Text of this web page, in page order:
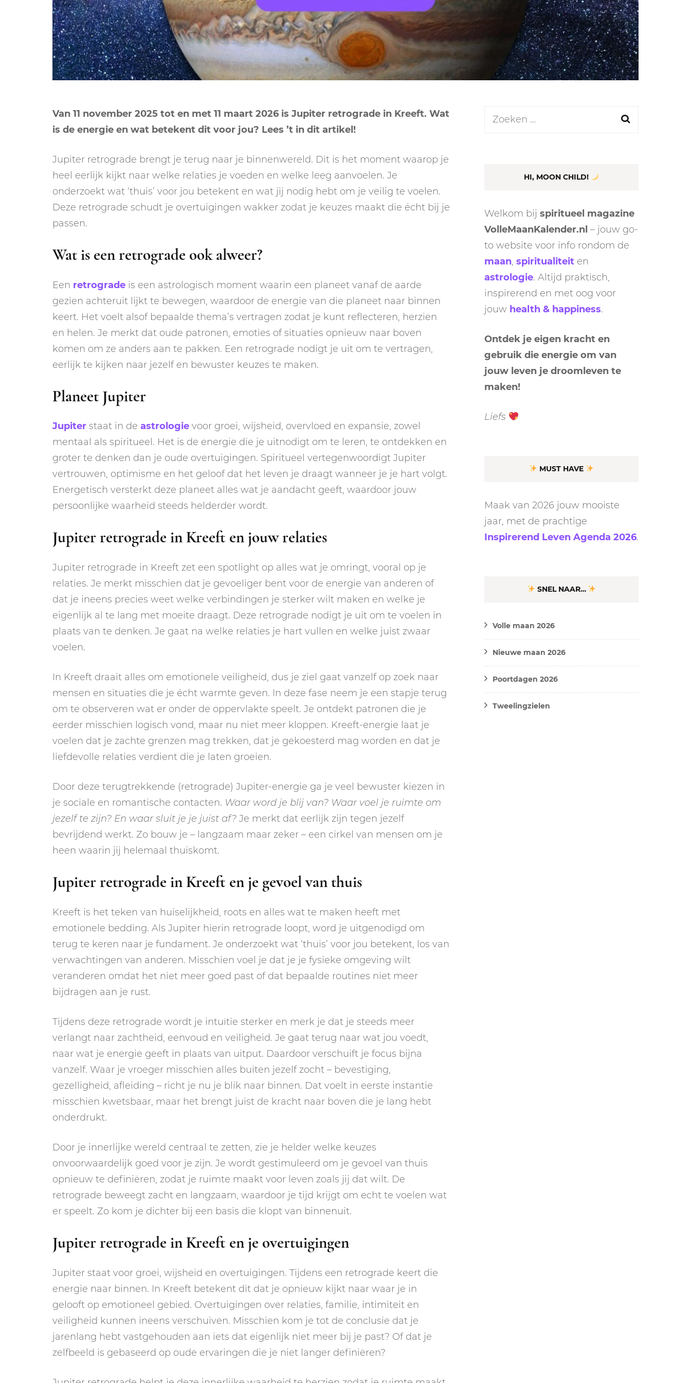
NEGENDE HUIS
TIENDE HUIS
ELFDE HUIS
NEPTUNUS
PLUTO
CHIRON
ORAKEL
RITUELEN
NIEUWE MAAN
RITUELEN
MERCURIUS
SPIRIT ANIMALS
Van 11 november 2025 tot en met 11 maart 2026 is Jupiter retrograde in Kreeft. Wat
is de energie en wat betekent dit voor jou? Lees ’t in dit artikel!
Jupiter retrograde brengt je terug naar je binnenwereld. Dit is het moment waarop je
heel eerlijk kijkt naar welke relaties je voeden en welke leeg aanvoelen. Je
onderzoekt wat ‘thuis’ voor jou betekent en wat jij nodig hebt om je veilig te voelen.
Deze retrograde schudt je overtuigingen wakker zodat je keuzes maakt die écht bij je
passen.
Wat is een retrograde ook alweer?
Een retrograde is een astrologisch moment waarin een planeet vanaf de aarde
gezien achteruit lijkt te bewegen, waardoor de energie van die planeet naar binnen
keert. Het voelt alsof bepaalde thema’s vertragen zodat je kunt reflecteren, herzien
en helen. Je merkt dat oude patronen, emoties of situaties opnieuw naar boven
komen om ze anders aan te pakken. Een retrograde nodigt je uit om te vertragen,
eerlijk te kijken naar jezelf en bewuster keuzes te maken.
Planeet Jupiter
Jupiter staat in de astrologie voor groei, wijsheid, overvloed en expansie, zowel
mentaal als spiritueel. Het is de energie die je uitnodigt om te leren, te ontdekken en
groter te denken dan je oude overtuigingen. Spiritueel vertegenwoordigt Jupiter
vertrouwen, optimisme en het geloof dat het leven je draagt wanneer je je hart volgt.
Energetisch versterkt deze planeet alles wat je aandacht geeft, waardoor jouw
persoonlijke waarheid steeds helderder wordt.
Jupiter retrograde in Kreeft en jouw relaties
Jupiter retrograde in Kreeft zet een spotlight op alles wat je omringt, vooral op je
relaties. Je merkt misschien dat je gevoeliger bent voor de energie van anderen of
dat je ineens precies weet welke verbindingen je sterker wilt maken en welke je
eigenlijk al te lang met moeite draagt. Deze retrograde nodigt je uit om te voelen in
plaats van te denken. Je gaat na welke relaties je hart vullen en welke juist zwaar
voelen.
In Kreeft draait alles om emotionele veiligheid, dus je ziel gaat vanzelf op zoek naar
mensen en situaties die je écht warmte geven. In deze fase neem je een stapje terug
om te observeren wat er onder de oppervlakte speelt. Je ontdekt patronen die je
eerder misschien logisch vond, maar nu niet meer kloppen. Kreeft-energie laat je
voelen dat je zachte grenzen mag trekken, dat je gekoesterd mag worden en dat je
liefdevolle relaties verdient die je laten groeien.
Door deze terugtrekkende (retrograde) Jupiter-energie ga je veel bewuster kiezen in
je sociale en romantische contacten. Waar word je blij van? Waar voel je ruimte om
jezelf te zijn? En waar sluit je je juist af? Je merkt dat eerlijk zijn tegen jezelf
bevrijdend werkt. Zo bouw je – langzaam maar zeker – een cirkel van mensen om je
heen waarin jij helemaal thuiskomt.
Jupiter retrograde in Kreeft en je gevoel van thuis
Kreeft is het teken van huiselijkheid, roots en alles wat te maken heeft met
emotionele bedding. Als Jupiter hierin retrograde loopt, word je uitgenodigd om
terug te keren naar je fundament. Je onderzoekt wat ‘thuis’ voor jou betekent, los van
verwachtingen van anderen. Misschien voel je dat je je fysieke omgeving wilt
veranderen omdat het niet meer goed past of dat bepaalde routines niet meer
bijdragen aan je rust.
Tijdens deze retrograde wordt je intuïtie sterker en merk je dat je steeds meer
verlangt naar zachtheid, eenvoud en veiligheid. Je gaat terug naar wat jou voedt,
naar wat je energie geeft in plaats van uitput. Daardoor verschuift je focus bijna
vanzelf. Waar je vroeger misschien alles buiten jezelf zocht – bevestiging,
gezelligheid, afleiding – richt je nu je blik naar binnen. Dat voelt in eerste instantie
misschien kwetsbaar, maar het brengt juist de kracht naar boven die je lang hebt
onderdrukt.
Door je innerlijke wereld centraal te zetten, zie je helder welke keuzes
onvoorwaardelijk goed voor je zijn. Je wordt gestimuleerd om je gevoel van thuis
opnieuw te definiëren, zodat je ruimte maakt voor leven zoals jij dat wilt. De
retrograde beweegt zacht en langzaam, waardoor je tijd krijgt om echt te voelen wat
er speelt. Zo kom je dichter bij een basis die klopt van binnenuit.
Jupiter retrograde in Kreeft en je overtuigingen
Jupiter staat voor groei, wijsheid en overtuigingen. Tijdens een retrograde keert die
energie naar binnen. In Kreeft betekent dit dat je opnieuw kijkt naar waar je in
gelooft op emotioneel gebied. Overtuigingen over relaties, familie, intimiteit en
veiligheid kunnen ineens verschuiven. Misschien kom je tot de conclusie dat je
jarenlang hebt vastgehouden aan iets dat eigenlijk niet meer bij je past? Of dat je
zelfbeeld is gebaseerd op oude ervaringen die je niet langer definiëren?
Zoeken
HI, MOON CHILD!
Welkom bij spiritueel magazine
VolleMaanKalender.nl – jouw go-
to website voor info rondom de
maan, spiritualiteit en
astrologie. Altijd praktisch,
inspirerend en met oog voor
jouw health & happiness.
Ontdek je eigen kracht en
gebruik die energie om van
jouw leven je droomleven te
maken!
Liefs
MUST HAVE
Maak van 2026 jouw mooiste
jaar, met de prachtige
Inspirerend Leven Agenda 2026.
SNEL NAAR…
Volle maan 2026
Nieuwe maan 2026
Poortdagen 2026
Tweelingzielen